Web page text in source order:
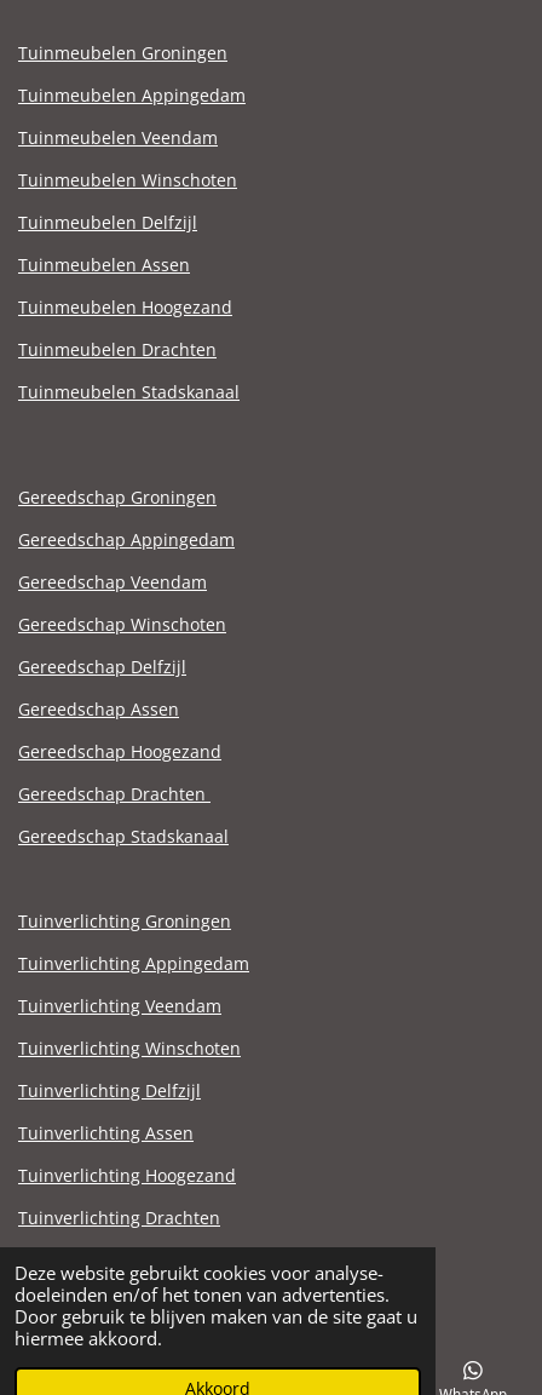
Deze website gebruikt cookies voor analyse-
doeleinden en/of het tonen van advertenties.
Door gebruik te blijven maken van de site gaat u
hiermee akkoord.
Akkoord
Tuinmeubelen Groningen
Tuinmeubelen Appingedam
Tuinmeubelen Veendam
Tuinmeubelen Winschoten
Tuinmeubelen Delfzijl
Tuinmeubelen Assen
Tuinmeubelen Hoogezand
Tuinmeubelen Drachten
Tuinmeubelen Stadskanaal
Gereedschap Groningen
Gereedschap Appingedam
Gereedschap Veendam
Gereedschap Winschoten
Gereedschap Delfzijl
Gereedschap Assen
Gereedschap Hoogezand
Gereedschap Drachten
Gereedschap Stadskanaal
Tuinverlichting Groningen
Tuinverlichting Appingedam
Tuinverlichting Veendam
Tuinverlichting Winschoten
Tuinverlichting Delfzijl
Tuinverlichting Assen
Tuinverlichting Hoogezand
Tuinverlichting Drachten
Tuinverlichting Stadskanaal
© 2021 - 2025 Steen en Zandhandel Noord.nl